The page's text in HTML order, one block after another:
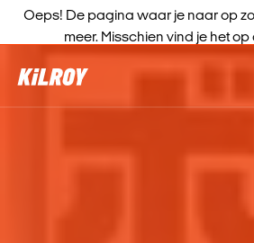
Oeps! De pagina waar je naar op
meer. Misschien vind je het